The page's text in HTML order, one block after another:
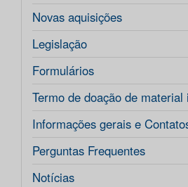
Novas aquisições
Legislação
Formulários
Termo de doação de material
Informações gerais e
Perguntas Frequentes
Notícias